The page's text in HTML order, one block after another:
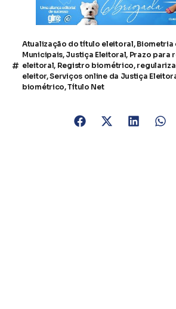
Atualização do título eleitoral, Biometria
Municipais, Justiça Eleitoral, Prazo para
eleitoral, Registro biométrico,
eleitor,Serviços online da Justiça
biométrico,Título Net